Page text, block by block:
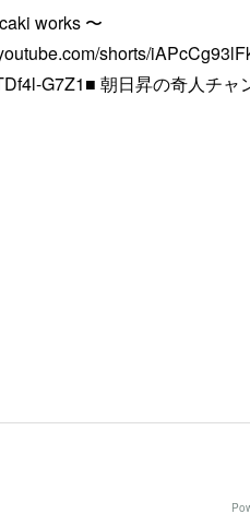
works 〜
shorts/
G7Z1■ 朝日昇の奇人チ